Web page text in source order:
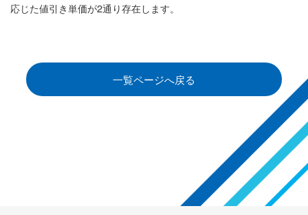
応じた値引き単価が2通り存在します。
一覧ページへ戻る